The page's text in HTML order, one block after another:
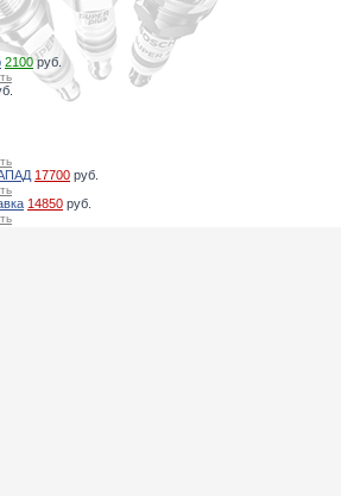
2100руб.
17700 руб.
14850 руб.